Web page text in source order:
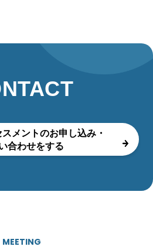
メントのお申し込み・
合わせをする
MEETING